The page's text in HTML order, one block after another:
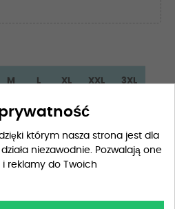
M L XL XXL 3XL
72 74 76
60 79
którym nasza strona jest dla
niezawodnie. Pozwalają one
reklamy do Twoich